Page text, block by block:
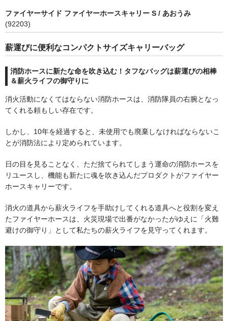
二重断熱煙突
シングル煙突
煙突取付部材
アクセサリー
ファイヤーサイド ファイヤーホースキャリー S / あおうみ
(92203)
薪運びに便利なコンパクトサイズキャリーバッグ
消防ホースに新たな命を吹き込む！タフなバッグは薪運びの相棒
＆薪火ライフの御守りに
消火活動になくてはならない消防ホースは、消防隊員の右腕となっ
てくれる頼もしい存在です。
しかし、10年を経過すると、未使用でも廃棄しなければならないこ
とが消防法により定められています。
日の目を見ることなく、ただ捨てられてしまう運命の消防ホースを
リユースし、機能も新たに魂を吹き込んだプロダクトがファイヤー
ホースキャリーです。
消火の道具から薪火ライフを手助けしてくれる道具へと役割を変え
たファイヤーホースは、火災現場で出番がなかったがゆえに「火難
避けの御守り」として私たちの薪火ライフを見守ってくれます。